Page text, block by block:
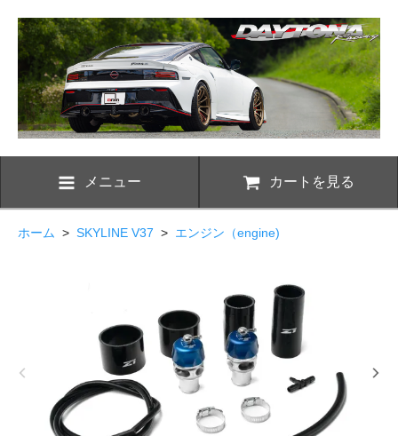
メニュー カートを見る
ホーム > SKYLINE V37 > エンジン（engine)